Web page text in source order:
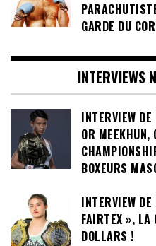
GARDE DU
INTERVIEWS
INTERVIEW
OR MEEKHUN,
BOXEURS
INTERVIEW
FAIRTEX »,
DOLLARS !